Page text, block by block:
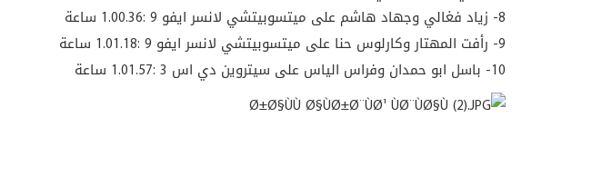
8- زياد فغالي وجهاد هاشم على ميتسوبيتشي لانسر ايفو 9 :1.00.36 ساعة
9- رأفت المهتار وكارلوس حنا على ميتسوبيتشي لانسر ايفو 9 :1.01.18 ساعة
10- باسل ابو حمدان وفراس الياس على سيتروين دي اس 3 :1.01.57 ساعة